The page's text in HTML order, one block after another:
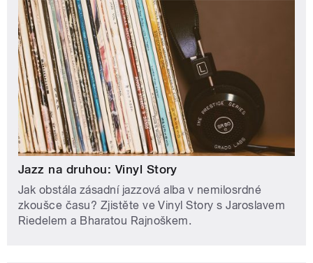
Jazz na druhou: Vinyl Story
Jak obstála zásadní jazzová alba v nemilosrdné
zkoušce času? Zjistěte ve Vinyl Story s Jaroslavem
Riedelem a Bharatou Rajnoškem.